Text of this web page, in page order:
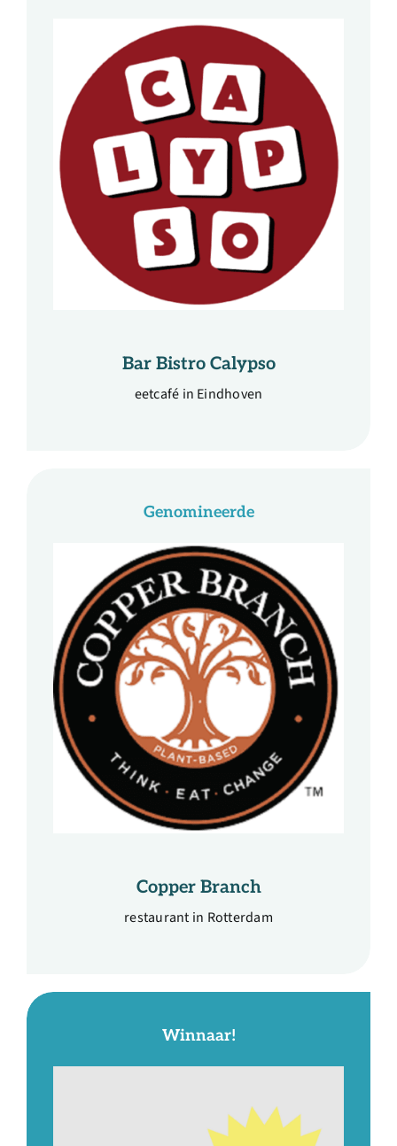
Bar Bistro Calypso
eetcafé in Eindhoven
Genomineerde
Copper Branch
restaurant in Rotterdam
Winnaar!